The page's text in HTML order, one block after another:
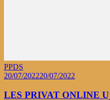
PPDS
20/07/202220/07/2022
LES PRIVAT ONLINE